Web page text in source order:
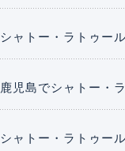
シャトー・ラトゥー
鹿児島でシャトー・
シャトー・ラトゥー